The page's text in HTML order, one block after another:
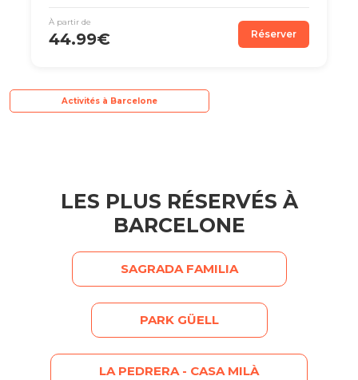
À partir de
44.99€ Réserver
Activités à Barcelone
LES PLUS RÉSERVÉS À
BARCELONE
SAGRADA FAMILIA
PARK GÜELL
LA PEDRERA - CASA MILÀ